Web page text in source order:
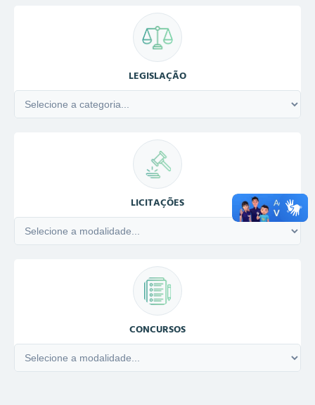
LEGISLAÇÃO
LICITAÇÕES
CONCURSOS